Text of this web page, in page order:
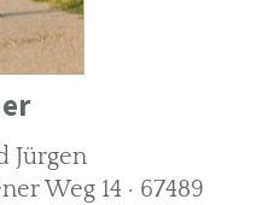
Jürgen
Weg 14 · 67489